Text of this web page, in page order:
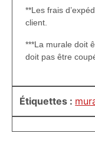
**Les frais
client.
***La murale doit
doit pas être
Étiquettes :